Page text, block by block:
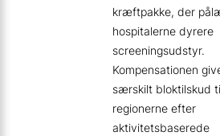
kræftpakke, der
hospitalerne dyrere
screeningsudstyr.
Kompensationen
særskilt bloktilskud
regionerne efter
aktivitetsbaserede